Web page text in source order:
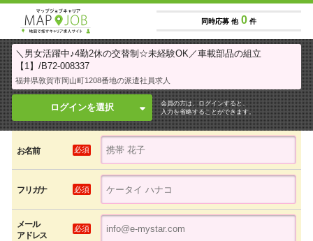
同時応募 他 0 件
＼男女活躍中♪4勤2休の交替制☆未経験OK／車載部品の組立
【1】/B72-008337
福井県敦賀市岡山町1208番地の派遣社員求人
ログインを選択
会員の方は、ログインすると、
入力を省略することができます。
お名前 必須
フリガナ 必須
メール
アドレス
必須